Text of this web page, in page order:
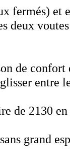
fermés) et
deux
de confort
entre
de 2130
grand